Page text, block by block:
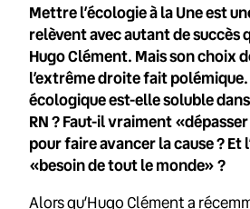
Mettre l’écologie à la Une est
relèvent avec autant de succès
Hugo Clément. Mais son choix
l’extrême droite fait polémique.
écologique est-elle soluble
RN ? Faut-il vraiment
pour faire avancer la cause ? Et
«besoin de tout le monde» ?
Alors qu’Hugo Clément a